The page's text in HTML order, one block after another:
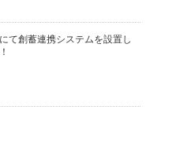
て創蓄連携システムを設置し